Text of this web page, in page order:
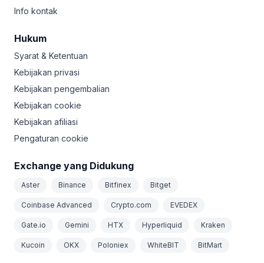
Info kontak
Hukum
Syarat & Ketentuan
Kebijakan privasi
Kebijakan pengembalian
Kebijakan cookie
Kebijakan afiliasi
Pengaturan cookie
Exchange yang Didukung
Aster Binance Bitfinex Bitget
Coinbase Advanced Crypto.com EVEDEX
Gate.io Gemini HTX Hyperliquid Kraken
Kucoin OKX Poloniex WhiteBIT BitMart